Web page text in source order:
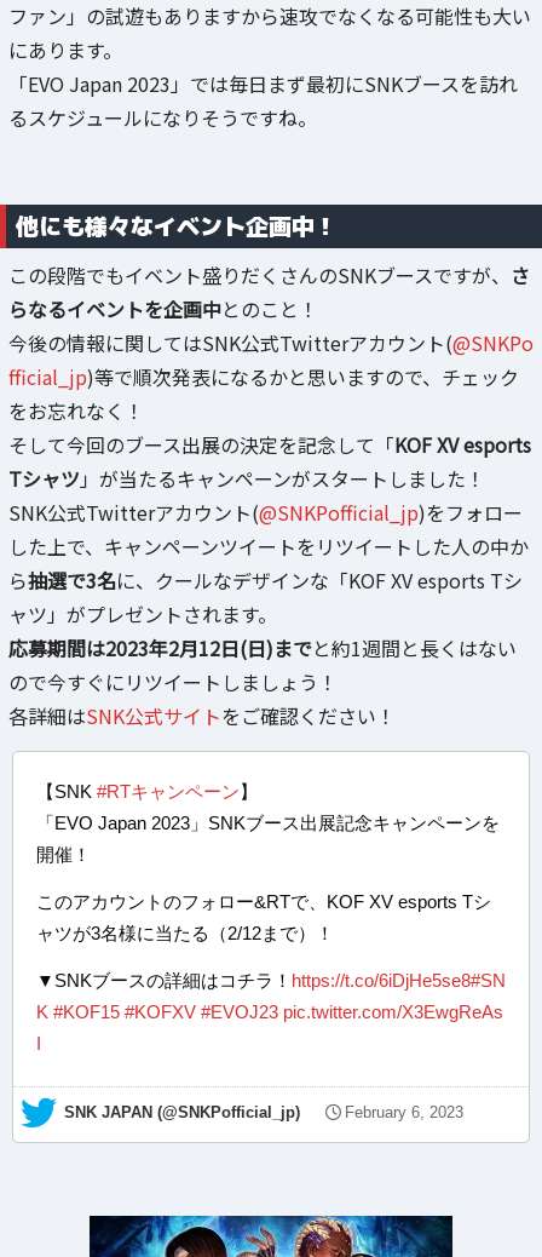
ファン」の試遊もありますから速攻でなくなる可能性も大い
にあります。
「EVO Japan 2023」では毎日まず最初にSNKブースを訪れ
るスケジュールになりそうですね。
他にも様々なイベント企画中！
この段階でもイベント盛りだくさんのSNKブースですが、 さ
らなるイベントを企画中とのこと！
今後の情報に関してはSNK公式Twitterアカウント(@SNKPo
fficial_jp)等で順次発表になるかと思いますので、チェック
をお忘れなく！
そして今回のブース出展の決定を記念して「KOF XV esports
Tシャツ 」が当たるキャンペーンがスタートしました！
SNK公式Twitterアカウント(@SNKPofficial_jp)をフォロー
した上で、キャンペーンツイートをリツイートした人の中か
ら抽選で3名に、クールなデザインな「KOF XV esports Tシ
ャツ」がプレゼントされます。
応募期間は2023年2月12日(日)までと約1週間と長くはない
ので今すぐにリツイートしましょう！
各詳細はSNK公式サイトをご確認ください！
【SNK #RTキャンペーン】
「EVO Japan 2023」SNKブース出展記念キャンペーンを
開催！
このアカウントのフォロー&RTで、KOF XV esports Tシ
ャツが3名様に当たる（2/12まで）！
▼SNKブースの詳細はコチラ！ https://t.co/6iDjHe5se8#SN
K #KOF15 #KOFXV #EVOJ23 pic.twitter.com/X3EwgReAs
I
— SNK JAPAN (@SNKPofficial_jp) February 6, 2023